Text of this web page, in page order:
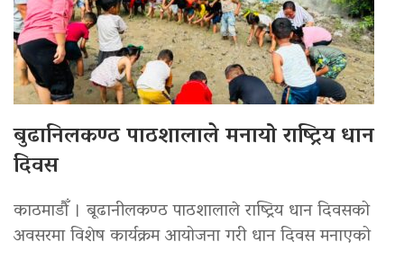
बुढानिलकण्ठ पाठशालाले मनायो राष्ट्रिय धान
दिवस
काठमाडौँ । बूढानीलकण्ठ पाठशालाले राष्ट्रिय धान दिवसको
अवसरमा विशेष कार्यक्रम आयोजना गरी धान दिवस मनाएको